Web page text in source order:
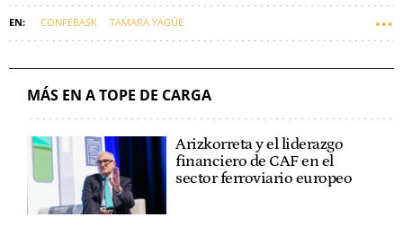
CONFEBASK TAMARA YAGÜE
MÁS EN A TOPE DE CARGA
Arizkorreta y el liderazgo
financiero de CAF en el
sector ferroviario europeo